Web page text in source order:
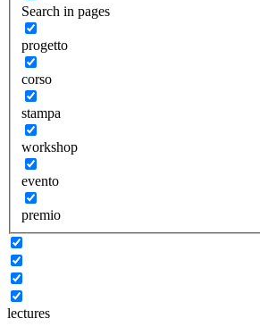
Search in pages
progetto
corso
stampa
workshop
evento
premio
lectures